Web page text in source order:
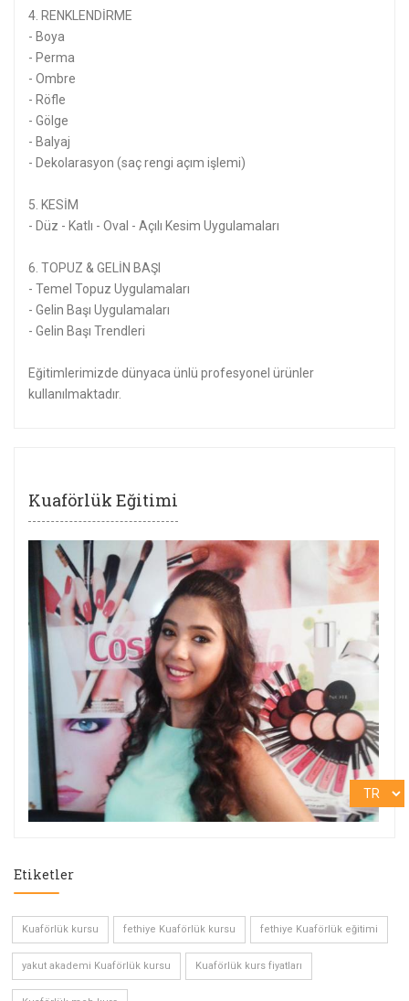
4. RENKLENDİRME
- Boya
- Perma
- Ombre
- Röfle
- Gölge
- Balyaj
- Dekolarasyon (saç rengi açım işlemi)
5. KESİM
- Düz - Katlı - Oval - Açılı Kesim Uygulamaları
6. TOPUZ & GELİN BAŞI
- Temel Topuz Uygulamaları
- Gelin Başı Uygulamaları
- Gelin Başı Trendleri
Eğitimlerimizde dünyaca ünlü profesyonel ürünler
kullanılmaktadır.
Kuaförlük Eğitimi
Etiketler
Kuaförlük kursu fethiye Kuaförlük kursu fethiye Kuaförlük eğitimi
yakut akademi Kuaförlük kursu Kuaförlük kurs fiyatları